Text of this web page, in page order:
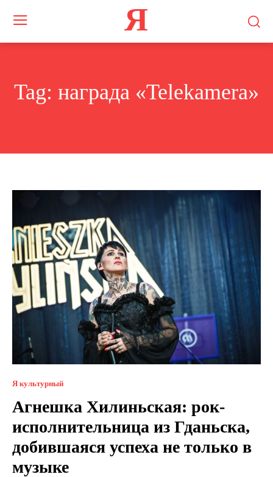
Я
Tag: награда «Telekamera»
Я культурный
Агнешка Хилиньская: рок-
исполнительница из Гданьска,
добившаяся успеха не только в
музыке